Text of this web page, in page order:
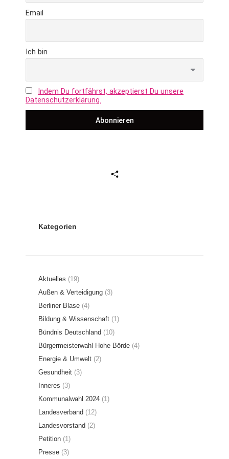
Email
Ich bin
Indem Du fortfährst, akzeptierst Du unsere
Datenschutzerklärung.
Kategorien
Aktuelles (19)
Außen & Verteidigung (3)
Berliner Blase (4)
Bildung & Wissenschaft (1)
Bündnis Deutschland (10)
Bürgermeisterwahl Hohe Börde (4)
Energie & Umwelt (2)
Gesundheit (3)
Inneres (3)
Kommunalwahl 2024 (1)
Landesverband (12)
Landesvorstand (2)
Petition (1)
Presse (3)